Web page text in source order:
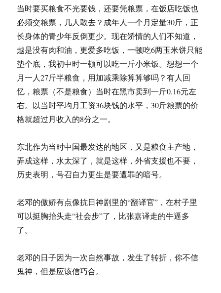
当时要买粮食不光要钱，还要凭粮票，在饭店吃饭也
必须交粮票，几人敢去？成年人一个月定量30斤，正
长身体的青少年反倒更少。现在矫情的人们不知道，
越是没有肉和油，更爱多吃饭，一顿吃6两玉米饼只能
垫个底，我初中时一顿可以吃一斤小米饭。想想一个
月一人27斤半粮食，用加减乘除算算够吗？有人回
忆，粮票（不是粮食）当时在黑市卖到一斤0.16元左
右。以当时平均月工资36块钱的水平，30斤粮票的价
格就超过月收入的8分之一。
东北作为当时中国最发达的地区，又是粮食主产地，
弄成这样，水太深了，就是这样，外省支援也不要，
历史表明，号召自力更生是要遭罪的暗号。
老邓的傲娇有点像抗日神剧里的“翻译官”，在村子里
可以挺胸抬头走“社会步”了，比张嘉译走的牛逼多
了。
老邓的日子因为一次自然事故，发生了转折，你不信
鬼神，但是应该信巧合。